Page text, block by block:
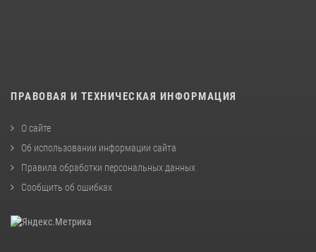
ПРАВОВАЯ И ТЕХНИЧЕСКАЯ ИНФОРМАЦИЯ
О сайте
Об использовании информации сайта
Правила обработки персональных данных
Сообщить об ошибках